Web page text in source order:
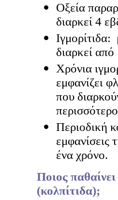
Οξεία
διαρκεί 4
διαρκεί
Χρόνια
εμφανίζει
που
Περιοδική
εμφανίσεις
ένα χρόνο.
Ποιος παθαίνει
(κολπίτιδα);